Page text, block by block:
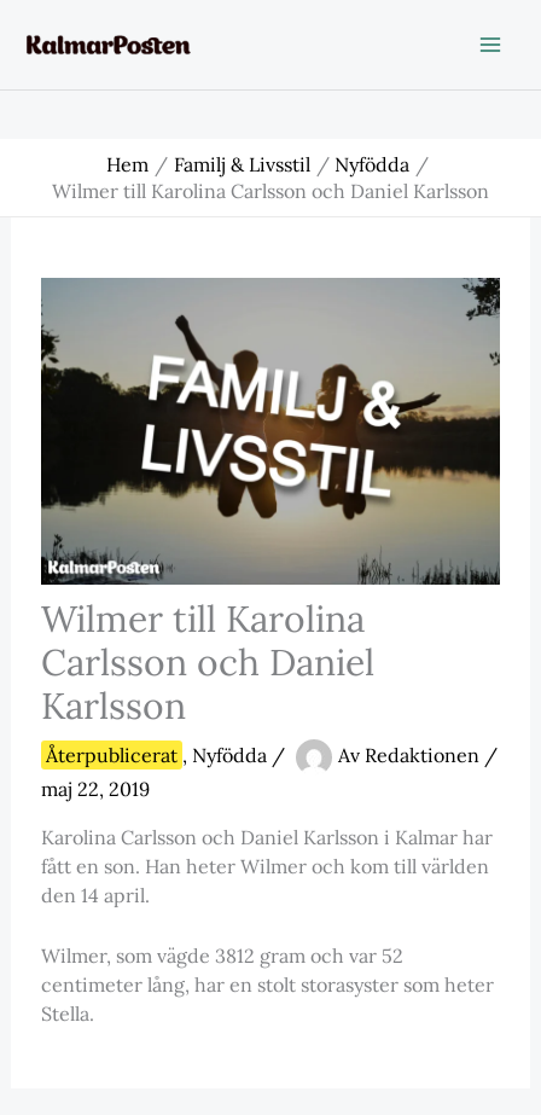
Hem Familj & Livsstil
Nyfödda
Wilmer till Karolina Carlsson och Daniel Karlsson
Wilmer till Karolina
Carlsson och Daniel
Karlsson
Återpublicerat , Nyfödda/ Av Redaktionen /
maj 22, 2019
Karolina Carlsson och Daniel Karlsson i Kalmar har
fått en son. Han heter Wilmer och kom till världen
den 14 april.
Wilmer, som vägde 3812 gram och var 52
centimeter lång, har en stolt storasyster som heter
Stella.